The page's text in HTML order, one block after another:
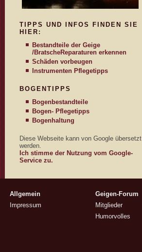
TIPPS UND INFOS FINDEN SIE
HIER:
Bestandteile der Geige
/BratscheReparaturen erkennen
Schäden vorbeugen
Instrumenten Pflegetipps
BOGENTIPPS
Bogenbestandteile
Bogen- Pflegetipps
Bogenhaltung
Diese Webseite kann von Google übersetzt
werden.
Ich stimme der Nutzung vom Google-
Service zu.
Allgemein
Impressum
Geigen-Forum
Mitglieder
Humorvolles